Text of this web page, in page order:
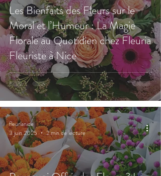
Les Bienfaits des Fleurs sur le
Moral et l’Humeur : La Magie
Florale au Quotidien chez Fleuria
Fleuriste à Nice
fleurianice
3 juin 2025
2 min de lecture